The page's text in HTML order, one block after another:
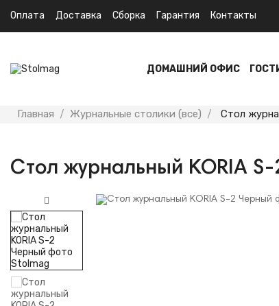
Оплата Доставка Сборка Гарантия Контакты
ДОМАШНИЙ ОФИС
Главная Журнальные столики (все) Стол
Стол журнальный KORIA